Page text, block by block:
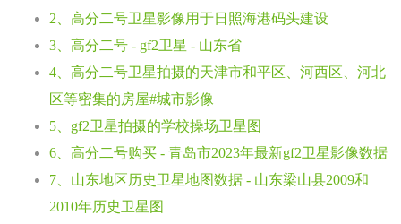
2、高分二号卫星影像用于日照海港码头建设
3、高分二号 - gf2卫星 - 山东省
4、高分二号卫星拍摄的天津市和平区、河西区、河北
区等密集的房屋#城市影像
5、gf2卫星拍摄的学校操场卫星图
6、高分二号购买 - 青岛市2023年最新gf2卫星影像数据
7、山东地区历史卫星地图数据 - 山东梁山县2009和
2010年历史卫星图